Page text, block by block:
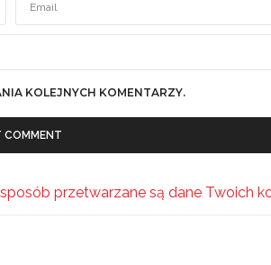
KOLEJNYCH KOMENTARZY.
przetwarzane są dane Twoich